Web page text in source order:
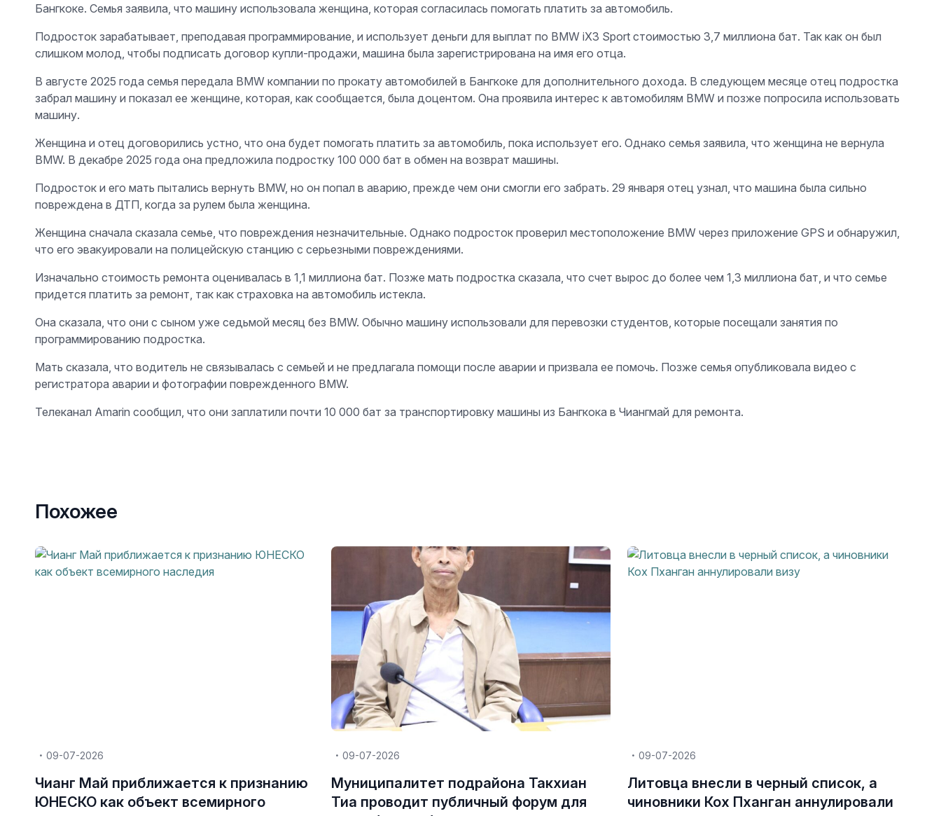
Бангкоке. Семья заявила, что машину использовала женщина, которая согласилась помогать платить за автомобиль.
Подросток зарабатывает, преподавая программирование, и использует деньги для выплат по BMW iX3 Sport стоимостью 3,7 миллиона бат. Так как он был
слишком молод, чтобы подписать договор купли-продажи, машина была зарегистрирована на имя его отца.
В августе 2025 года семья передала BMW компании по прокату автомобилей в Бангкоке для дополнительного дохода. В следующем месяце отец подростка
забрал машину и показал ее женщине, которая, как сообщается, была доцентом. Она проявила интерес к автомобилям BMW и позже попросила использовать
машину.
Женщина и отец договорились устно, что она будет помогать платить за автомобиль, пока использует его. Однако семья заявила, что женщина не вернула
BMW. В декабре 2025 года она предложила подростку 100 000 бат в обмен на возврат машины.
Подросток и его мать пытались вернуть BMW, но он попал в аварию, прежде чем они смогли его забрать. 29 января отец узнал, что машина была сильно
повреждена в ДТП, когда за рулем была женщина.
Женщина сначала сказала семье, что повреждения незначительные. Однако подросток проверил местоположение BMW через приложение GPS и обнаружил,
что его эвакуировали на полицейскую станцию с серьезными повреждениями.
Изначально стоимость ремонта оценивалась в 1,1 миллиона бат. Позже мать подростка сказала, что счет вырос до более чем 1,3 миллиона бат, и что семье
придется платить за ремонт, так как страховка на автомобиль истекла.
Она сказала, что они с сыном уже седьмой месяц без BMW. Обычно машину использовали для перевозки студентов, которые посещали занятия по
программированию подростка.
Мать сказала, что водитель не связывалась с семьей и не предлагала помощи после аварии и призвала ее помочь. Позже семья опубликовала видео с
регистратора аварии и фотографии поврежденного BMW.
Телеканал Amarin сообщил, что они заплатили почти 10 000 бат за транспортировку машины из Бангкока в Чиангмай для ремонта.
Похожее
09-07-2026
Чианг Май приближается к признанию
ЮНЕСКО как объект всемирного
09-07-2026
Муниципалитет подрайона Такхиан
Тиа проводит публичный форум для
09-07-2026
Литовца внесли в черный список, а
чиновники Кох Пханган аннулировали